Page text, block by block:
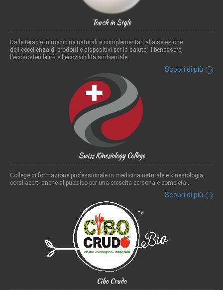
Touch in Style
Dalle terapie in medicine naturali e complementari alla selezione
dell'eccellenza di prodotti e dispositivi per la salute, il benessere,
l'ecosostenibilità e l'ecovivibilità ambientale...
Scopri di più
Swiss Kinesiology College
College di formazione professionale in medicina naturale e kinesiologia,
corsi aperti anche al pubblico per una crescita personale completa...
Scopri di più
Cibo Crudo